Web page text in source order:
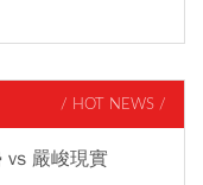
/ HOT NEWS /
vs 嚴峻現實